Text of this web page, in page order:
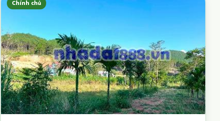
Chính chủ